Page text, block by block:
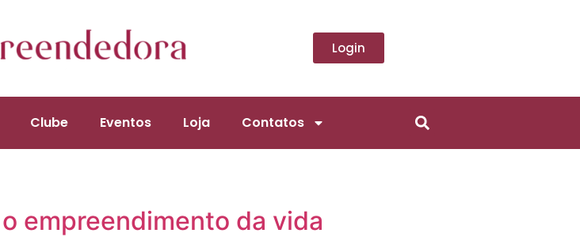
Login
Clube Eventos Loja Contatos
empreendimento da vida